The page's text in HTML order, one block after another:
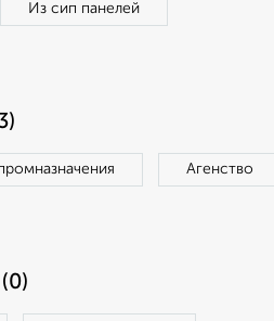
Из сип панелей
Агенство